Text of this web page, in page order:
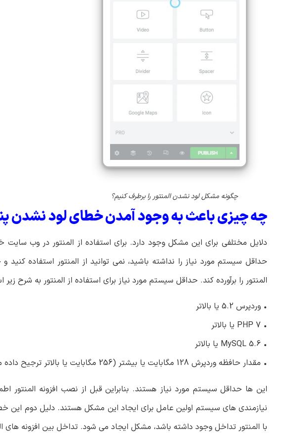
چگونه مشکل لود نشدن المنتور را برطرف کنیم؟
چه چیزی باعث به وجود آمدن خطای لود نشدن
دلایل مختلفی برای این مشکل وجود دارد. برای استفاده از المنتور در وب
حداقل سیستم مورد نیاز را نداشته باشید، نمی توانید از المنتور استفاده
المنتور را برآورده کند. حداقل سیستم مورد نیاز برای استفاده از المنتور به شرح
• وردپرس 5.2 یا بالاتر
• PHP 7 یا بالاتر
• MySQL 5.6 یا بالاتر
• مقدار حافظه وردپرش 128 مگابایت یا بیشتر (256 مگابایت یا بالاتر ترجیح داده می شود)
این ها حداقل سیستم مورد نیاز هستند. بنابراین قبل از نصب افزونه
نیازمندی های سیستم اولین عامل برای ایجاد این مشکل هستند. دلیل دوم این
با المنتور تداخل وجود داشته باشد، مشکل ایجاد می شود. تداخل بین افزونه های